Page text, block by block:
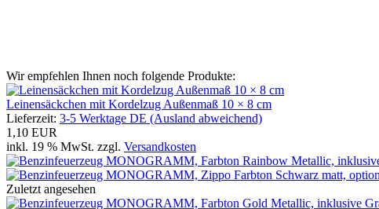
Wir empfehlen Ihnen noch folgende Produkte:
Leinensäckchen mit Kordelzug Außenmaß 10 × 8 cm
Lieferzeit: 3-5 Werktage DE (Ausland abweichend)
1,10 EUR
inkl. 19 % MwSt. zzgl. Versandkosten
Zuletzt angesehen